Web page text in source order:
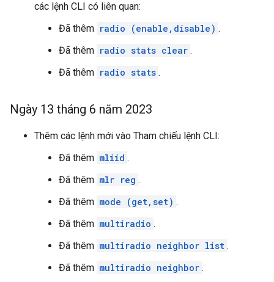
các lệnh CLI có liên quan:
Đã thêm radio (enable,disable) .
Đã thêm radio stats clear .
Đã thêm radio stats .
Ngày 13 tháng 6 năm 2023
Thêm các lệnh mới vào Tham chiếu lệnh CLI:
Đã thêm mliid .
Đã thêm mlr reg .
Đã thêm mode (get,set) .
Đã thêm multiradio .
Đã thêm multiradio neighbor list .
Đã thêm multiradio neighbor .